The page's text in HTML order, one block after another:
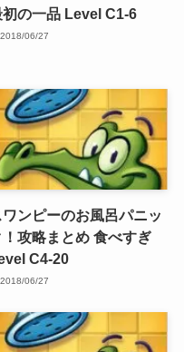
初の一品 Level C1-6
2018/06/27
ワンピーのお風呂パニッ
！攻略まとめ 食べすぎ
C4-20
2018/06/27